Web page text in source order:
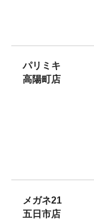
パリミキ
高陽町店
メガネ21
五日市店